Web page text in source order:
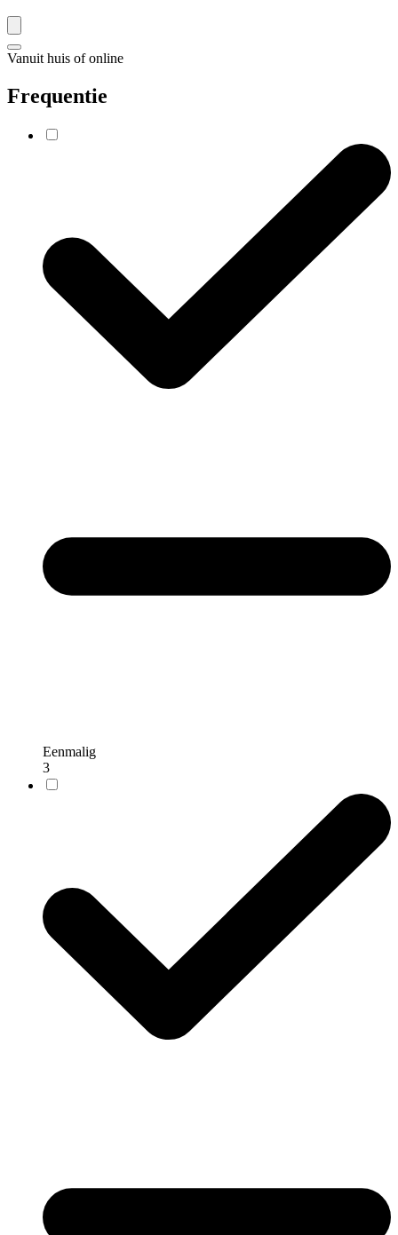
Vanuit huis of online
Frequentie
Eenmalig
3